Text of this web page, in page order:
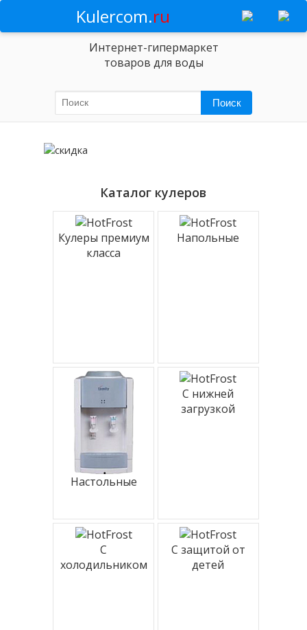
Kulercom.ru
Интернет-гипермаркет
товаров для воды
Каталог кулеров
Кулеры премиум
класса
Напольные
Настольные
С нижней
загрузкой
С
холодильником
С защитой от
детей